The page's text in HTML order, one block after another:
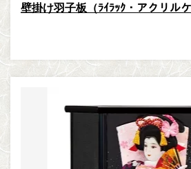
壁掛け羽子板（ﾗｲﾗｯｸ・アクリルケ